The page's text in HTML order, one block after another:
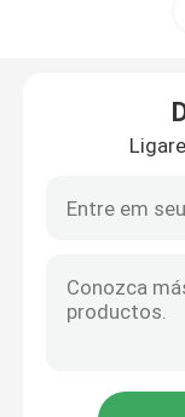
Bateria da
bateria
bloco da